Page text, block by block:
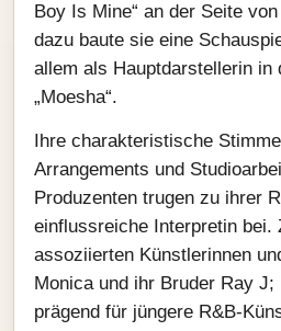
Boy Is Mine“ an der Seite
dazu baute sie eine
allem als Hauptdarstellerin in
„Moesha“.
Ihre charakteristische
Arrangements und
Produzenten trugen zu ihrer
einflussreiche Interpretin bei.
assoziierten Künstlerinnen
Monica und ihr Bruder Ray
prägend für jüngere